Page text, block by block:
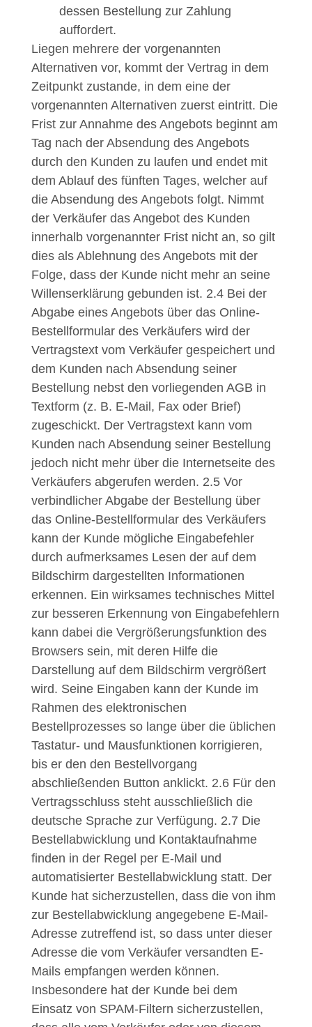
dessen Bestellung zur Zahlung
auffordert.
Liegen mehrere der vorgenannten
Alternativen vor, kommt der Vertrag in dem
Zeitpunkt zustande, in dem eine der
vorgenannten Alternativen zuerst eintritt. Die
Frist zur Annahme des Angebots beginnt am
Tag nach der Absendung des Angebots
durch den Kunden zu laufen und endet mit
dem Ablauf des fünften Tages, welcher auf
die Absendung des Angebots folgt. Nimmt
der Verkäufer das Angebot des Kunden
innerhalb vorgenannter Frist nicht an, so gilt
dies als Ablehnung des Angebots mit der
Folge, dass der Kunde nicht mehr an seine
Willenserklärung gebunden ist. 2.4Bei der
Abgabe eines Angebots über das Online-
Bestellformular des Verkäufers wird der
Vertragstext vom Verkäufer gespeichert und
dem Kunden nach Absendung seiner
Bestellung nebst den vorliegenden AGB in
Textform (z. B. E-Mail, Fax oder Brief)
zugeschickt. Der Vertragstext kann vom
Kunden nach Absendung seiner Bestellung
jedoch nicht mehr über die Internetseite des
Verkäufers abgerufen werden. 2.5Vor
verbindlicher Abgabe der Bestellung über
das Online-Bestellformular des Verkäufers
kann der Kunde mögliche Eingabefehler
durch aufmerksames Lesen der auf dem
Bildschirm dargestellten Informationen
erkennen. Ein wirksames technisches Mittel
zur besseren Erkennung von Eingabefehlern
kann dabei die Vergrößerungsfunktion des
Browsers sein, mit deren Hilfe die
Darstellung auf dem Bildschirm vergrößert
wird. Seine Eingaben kann der Kunde im
Rahmen des elektronischen
Bestellprozesses so lange über die üblichen
Tastatur- und Mausfunktionen korrigieren,
bis er den den Bestellvorgang
abschließenden Button anklickt. 2.6Für den
Vertragsschluss steht ausschließlich die
deutsche Sprache zur Verfügung. 2.7 Die
Bestellabwicklung und Kontaktaufnahme
finden in der Regel per E-Mail und
automatisierter Bestellabwicklung statt. Der
Kunde hat sicherzustellen, dass die von ihm
zur Bestellabwicklung angegebene E-Mail-
Adresse zutreffend ist, so dass unter dieser
Adresse die vom Verkäufer versandten E-
Mails empfangen werden können.
Insbesondere hat der Kunde bei dem
Einsatz von SPAM-Filtern sicherzustellen,